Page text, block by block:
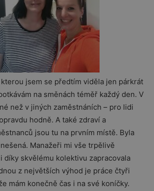
jsem se předtím viděla jen párkrát
na směnách téměř každý den. V
než v jiných zaměstnáních – pro lidi
hodně. A také zdraví a
jsou tu na prvním místě. Byla
Manažeři mi vše trpělivě
díky skvělému kolektivu zapracovala
z největších výhod je práce čtyři
mám konečně čas i na své koníčky.